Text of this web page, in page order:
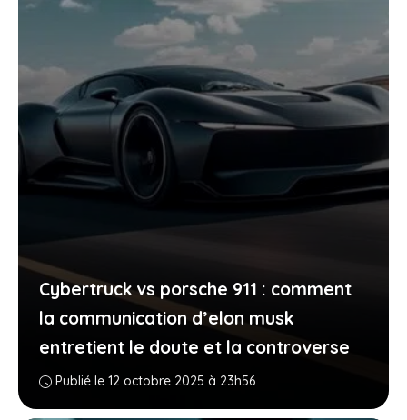
Cybertruck vs porsche 911 : comment
la communication d’elon musk
entretient le doute et la controverse
Publié le 12 octobre 2025 à 23h56